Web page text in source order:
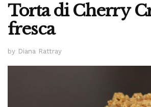
Torta di Cherry
fresca
by Diana Rattray